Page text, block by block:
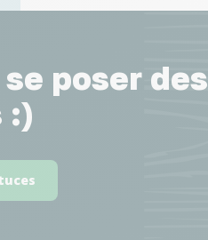
poser des
:)